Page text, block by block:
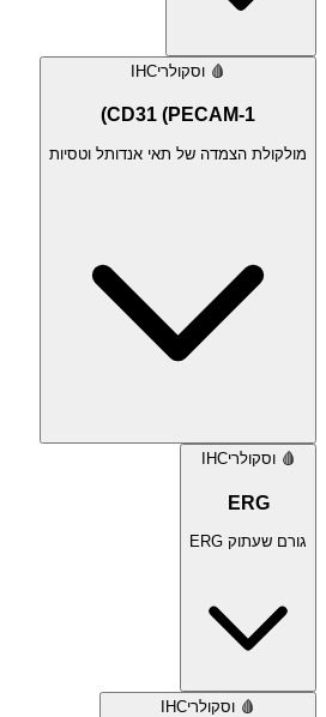
🩸 וסקולריIHC
CD31 (PECAM-1)
מולקולת הצמדה של תאי אנדותל וטסיות
🩸 וסקולריIHC
ERG
גורם שעתוק ERG
🩸 וסקולריIHC